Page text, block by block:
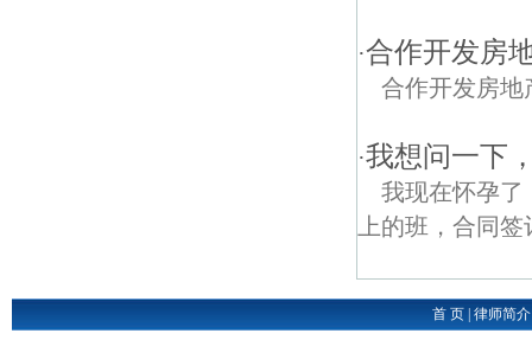
·合作开发房
合作开发房地
·我想问一下
我现在怀孕了
上的班，合同
首 页 |律师简介